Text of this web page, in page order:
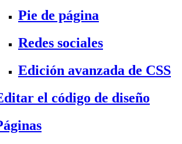
Pie de página
Redes sociales
Edición avanzada de CSS
el código de diseño